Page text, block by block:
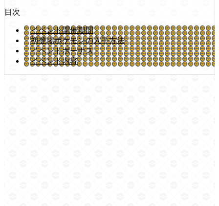
目次
イベント開催期間
初登場ポケモンの入手方法
イベントボーナス
イベント内容